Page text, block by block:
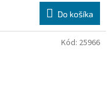
Do košíka
Kód: 25966